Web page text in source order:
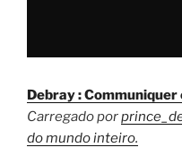
Debray :
Carregado por
do mundo inteiro.